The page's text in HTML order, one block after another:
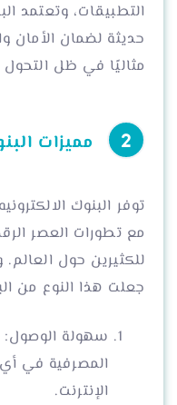
التطبيقات، وتعتمد
حديثة لضمان الأمان
مثاليًا في ظل
مميزات
توفر البنوك
مع تطورات العصر
للكثيرين حول العالم.
جعلت هذا النوع من
سهولة الوصول:
المصرفية في
الإنترنت.